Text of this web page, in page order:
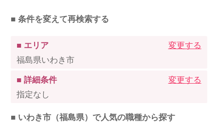
■ 条件を変えて再検索する
■ エリア
福島県いわき市
変更する
■ 詳細条件
指定なし
変更する
■ いわき市（福島県）で人気の職種から探す